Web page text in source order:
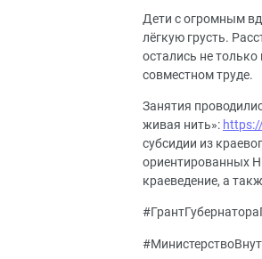
Дети с огромным
лёгкую грусть.
остались не
совместном труде.
Занятия
живая нить»:
субсидии из
ориентированных
краеведение, а